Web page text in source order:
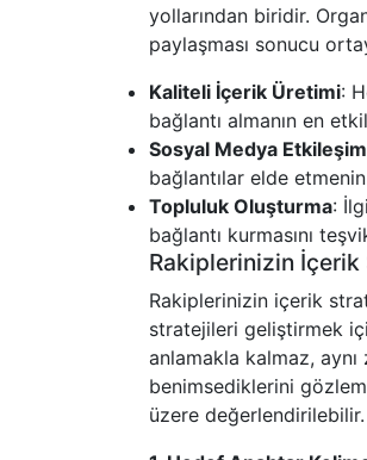
yollarından biridir.
paylaşması sonucu
Kaliteli İçerik Üretimi:
bağlantı almanın en
Sosyal Medya
bağlantılar elde
Topluluk Oluşturma:
bağlantı kurmasını
Rakiplerinizin
Rakiplerinizin içerik
stratejileri geliştirmek
anlamakla kalmaz,
benimsediklerini
üzere değerlendirilebilir.